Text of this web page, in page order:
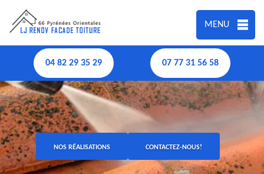
MENU
04 82 29 35 29 07 77 31 56 58
NOS RÉALISATIONS CONTACTEZ-NOUS!